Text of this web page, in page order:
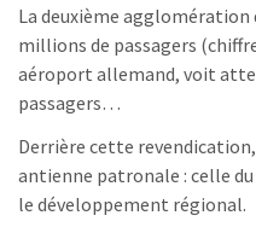
La deuxième agglomération
millions de passagers
aéroport allemand, voit
passagers…
Derrière cette
antienne patronale : celle
le développement régional.